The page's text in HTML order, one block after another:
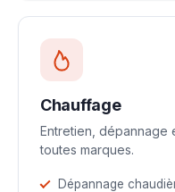
Chauffage
Entretien, dépannage
toutes marques.
Dépannage